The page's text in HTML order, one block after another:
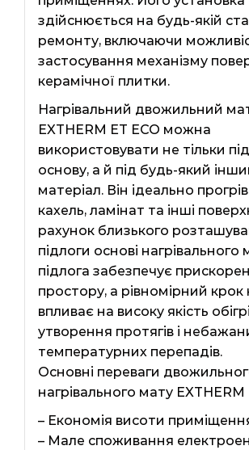
здійснюється на будь-якій
ремонту, включаючи
застосування механізму
керамічної плитки.
Нагрівальний двожильний
EXTHERM ЕТ ЕСО можна
використовувати не тільки
основу, а й під будь-який
матеріал. Він ідеально
кахель, ламінат та інші
рахунок близького
підлоги основі нагрівального
підлога забезпечує
простору, а рівномірний
впливає на високу якість
утворення протягів і
температурних перепадів.
Основні переваги
нагрівального мату
– Економія висоти
– Мале споживання